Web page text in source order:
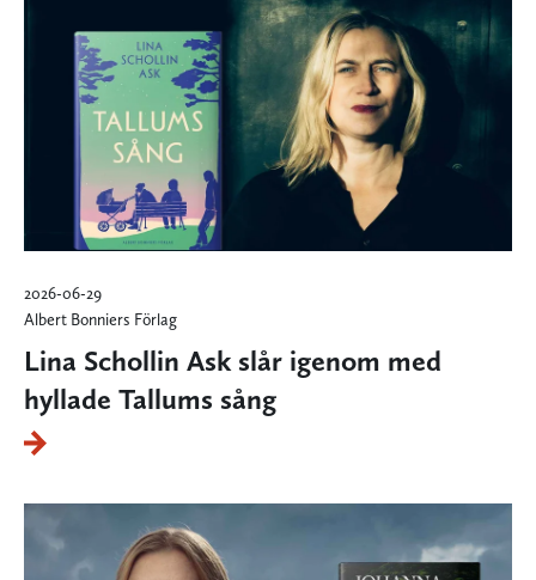
2026-06-29
Albert Bonniers Förlag
Lina Schollin Ask slår igenom med
hyllade Tallums sång